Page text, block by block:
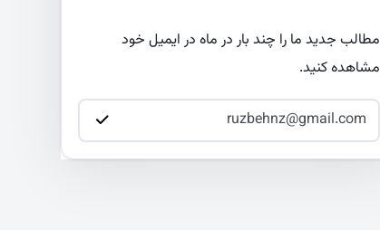
مطالب جدید ما را چند بار در ماه در ایمیل خود
مشاهده کنید.